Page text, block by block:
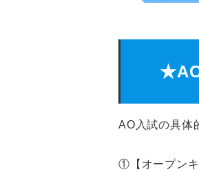
AO入試の具体
①【オープンキ